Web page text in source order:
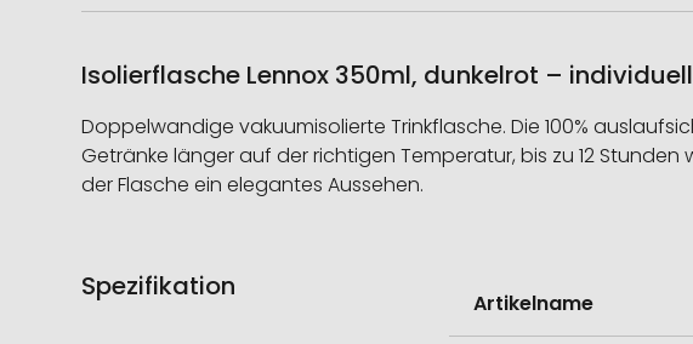
Isolierflasche Lennox 350ml, dunkelrot –
Doppelwandige vakuumisolierte Trinkflasche. Die 100%
Getränke länger auf der richtigen Temperatur, bis zu 12
der Flasche ein elegantes Aussehen.
Spezifikation
Informationen
Artikelname